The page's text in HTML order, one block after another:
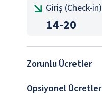
Giriş (Check-in)
14-20
Zorunlu Ücretler
Opsiyonel Ücretler